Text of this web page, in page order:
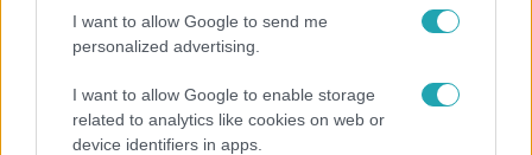
I want to allow Google to send me
personalized advertising.
I want to allow Google to enable storage
related to analytics like cookies on web or
device identifiers in apps.